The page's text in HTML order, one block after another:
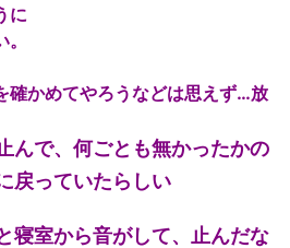
に
確かめてやろうなどは思えず…放
んで、何ごとも無かったかの
戻っていたらしい
寝室から音がして、止んだな